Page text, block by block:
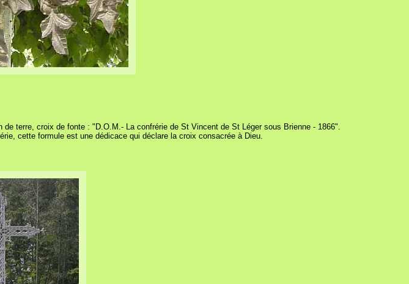
terre, croix de fonte : "D.O.M.- La confrérie de St Vincent de St Léger sous Brienne - 1866".
cette formule est une dédicace qui déclare la croix consacrée à Dieu.